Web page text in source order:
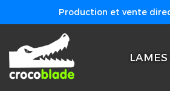
Production et vente